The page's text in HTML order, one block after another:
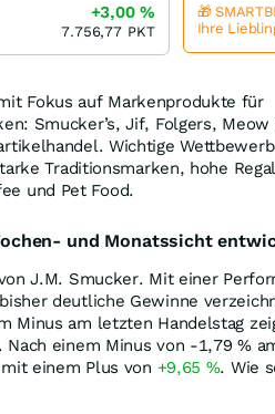
Fokus auf Markenprodukte für
Smucker’s, Jif, Folgers, Meow
Wichtige
Traditionsmarken, hohe
und Pet Food.
und Monatssicht
J.M. Smucker. Mit einer
deutliche Gewinne
Minus am letzten Handelstag
Nach einem Minus von -1,79%
einem Plus von +9,65 %. Wie
+3,00 %
7.756,77 PKT
🎁
Ihre